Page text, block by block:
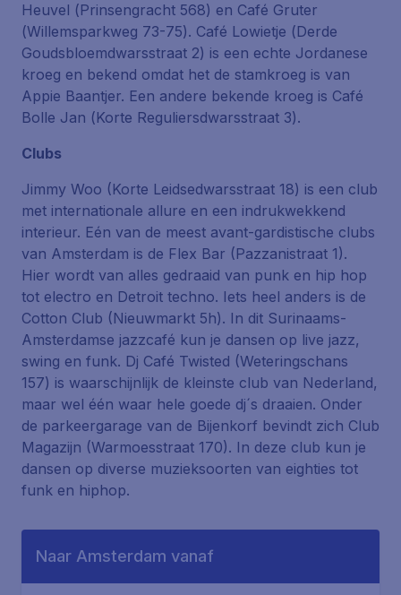
Heuvel (Prinsengracht 568) en Café Gruter
(Willemsparkweg 73-75). Café Lowietje (Derde
Goudsbloemdwarsstraat 2) is een echte Jordanese
kroeg en bekend omdat het de stamkroeg is van
Appie Baantjer. Een andere bekende kroeg is Café
Bolle Jan (Korte Reguliersdwarsstraat 3).
Clubs
Jimmy Woo (Korte Leidsedwarsstraat 18) is een club
met internationale allure en een indrukwekkend
interieur. Eén van de meest avant-gardistische clubs
van Amsterdam is de Flex Bar (Pazzanistraat 1).
Hier wordt van alles gedraaid van punk en hip hop
tot electro en Detroit techno. Iets heel anders is de
Cotton Club (Nieuwmarkt 5h). In dit Surinaams-
Amsterdamse jazzcafé kun je dansen op live jazz,
swing en funk. Dj Café Twisted (Weteringschans
157) is waarschijnlijk de kleinste club van Nederland,
maar wel één waar hele goede dj´s draaien. Onder
de parkeergarage van de Bijenkorf bevindt zich Club
Magazijn (Warmoesstraat 170). In deze club kun je
dansen op diverse muzieksoorten van eighties tot
funk en hiphop.
Naar Amsterdam vanaf